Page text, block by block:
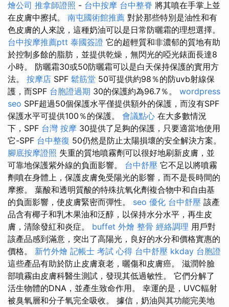
燴公司 推拿師證照 - 台中按摩 台中整脊 將其噴在手掌上並
在皮膚中擦拭。 南屯國術館推薦 對於那些特別是油性和有
色皮膚的人來說，這種奶油可以是日常防曬霜的理想選擇。
台中按摩推薦ptt 泰國簽證 它的超輕質和非濃郁的質地有助
於控制多餘的脂肪，並提供乾燥，無閃光的啞光錶面長達8
小時。 防曬霜30或50防曬霜可以是白天保持保護的實用方
法。 按摩店 SPF 鬆筋堂 50可提供約98％的防uvb射線保
護，而SPF 台胞證過期 30的保護約為96.7％。 wordpress
seo SPF超過50個保護水平僅提供額外的保護，而沒有SPF
保護水平可提供100％的保護。 會議點心 在大多數情況
下，SPF 台灣 按摩 30提供了足夠的保護，只要適當地使用
它-SPF 台中整復 50仍然是防止太陽損壞的安全解決方案。
腳底按摩證照 失重的質地噴霧劑可以很好地刷新皮膚，並
可靠地保護紫外線的負面影響。 台中舒壓 它不足以將噴霧
劑噴在身體上，保護皮膚免受陽光的影響，而不是長時間的
摩擦。 葉酸和透明質酸的特殊抗氧化劑複合物中和自由基
的負面影響，使皮膚緊密而彈性。 seo 優化 台中舒壓 該產
品含有椰子和乳木果油和泛醇，以保持水分水平，再生皮
膚，清除發紅和炎症。 buffet 外燴 整骨 經絡調理 用戶對
該產品感到滿意，突出了高陽光，良好的水分和價格實惠的
價格。 新竹外燴 記帳士 考試 心得 台中舒壓 kkday 台胞證
這些產品有助於防止皮膚衰老，曬傷和皮膚癌。 滋潤幹臉
部噴霧由皮膚科醫生測試，發現其低過敏性。 它們分解了
活生物體的DNA，並產生致命作用。 幸運的是，UVC輻射
被臭氧層和分子氧完全吸收。 據信，奶油與其功能完美地